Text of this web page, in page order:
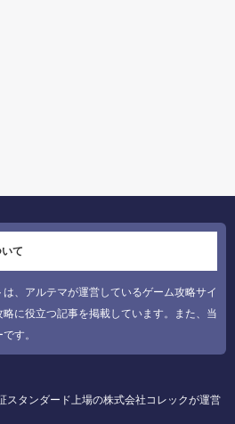
て
、アルテマが運営しているゲーム攻略サイ
に役立つ記事を掲載しています。また、当
す。
スタンダード上場の株式会社コレックが運営